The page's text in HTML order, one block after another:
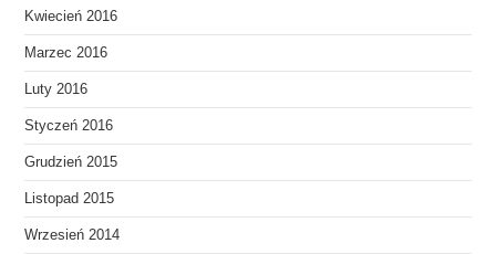
Kwiecień 2016
Marzec 2016
Luty 2016
Styczeń 2016
Grudzień 2015
Listopad 2015
Wrzesień 2014